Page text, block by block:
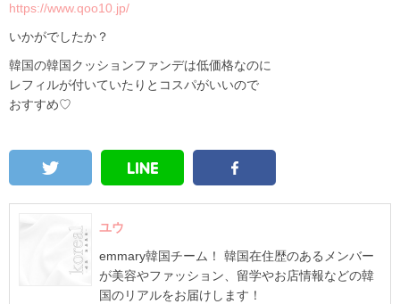
https://www.qoo10.jp/
いかがでしたか？
韓国の韓国クッションファンデは低価格なのに
レフィルが付いていたりとコスパがいいので
おすすめ♡
ユウ
emmary韓国チーム！ 韓国在住歴のあるメンバー
が美容やファッション、留学やお店情報などの韓
国のリアルをお届けします！